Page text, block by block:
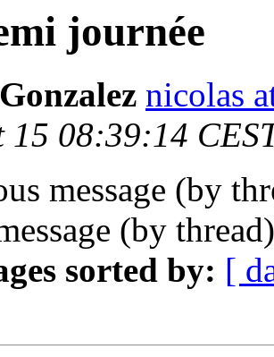
journée
nicolas
15 08:39:14
message (by
(by
sorted by: [